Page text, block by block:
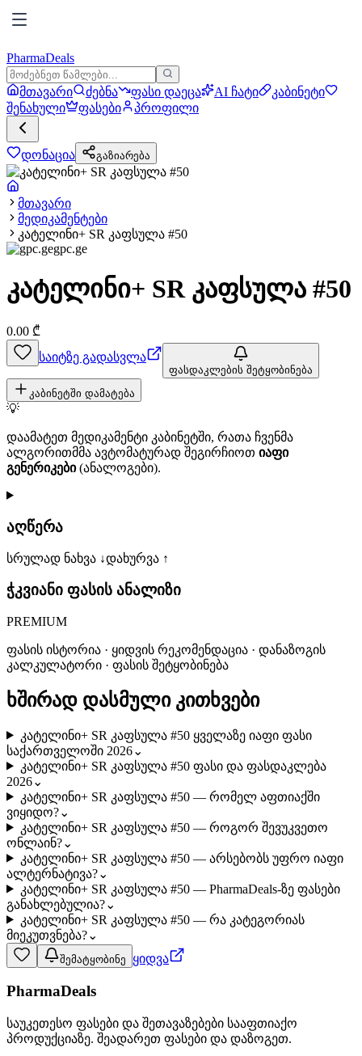
PharmaDeals
მთავარი ძებნა ფასი დაეცა AI ჩატი
კაბინეტი
შენახული
ფასები პროფილი
დონაცია გაზიარება
მთავარი
მედიკამენტები
კატელინი+ SR კაფსულა #50
gpc.ge
კატელინი+ SR კაფსულა #50
0.00 ₾
საიტზე გადასვლა
ფასდაკლების შეტყობინება
კაბინეტში დამატება
💡
დაამატეთ მედიკამენტი კაბინეტში, რათა ჩვენმა
ალგორითმმა ავტომატურად შეგირჩიოთ იაფი
გენერიკები(ანალოგები).
აღწერა
სრულად ნახვა ↓დახურვა ↑
ჭკვიანი ფასის ანალიზი
PREMIUM
ფასის ისტორია · ყიდვის რეკომენდაცია · დანაზოგის
კალკულატორი · ფასის შეტყობინება
ხშირად დასმული კითხვები
კატელინი+ SR კაფსულა #50 ყველაზე იაფი ფასი
საქართველოში 2026⌄
კატელინი+ SR კაფსულა #50 ფასი და ფასდაკლება
2026⌄
კატელინი+ SR კაფსულა #50 — რომელ აფთიაქში
ვიყიდო?⌄
კატელინი+ SR კაფსულა #50 — როგორ შევუკვეთო
ონლაინ?⌄
კატელინი+ SR კაფსულა #50 — არსებობს უფრო იაფი
ალტერნატივა?⌄
კატელინი+ SR კაფსულა #50 — PharmaDeals-ზე ფასები
განახლებულია?⌄
კატელინი+ SR კაფსულა #50 — რა კატეგორიას
მიეკუთვნება?⌄
შემატყობინე ყიდვა
PharmaDeals
საუკეთესო ფასები და შეთავაზებები სააფთიაქო
პროდუქციაზე. შეადარეთ ფასები და დაზოგეთ.